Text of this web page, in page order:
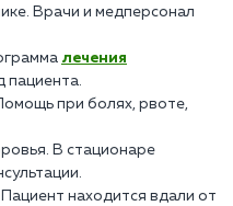
Врачи и медперсонал
лечения
пациента.
при болях, рвоте,
В стационаре
находится вдали от